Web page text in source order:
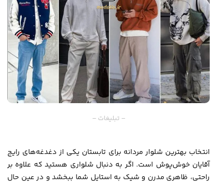
– تبلیغات –
انتخاب بهترین شلوار مردانه برای تابستان یکی از دغدغه‌های رایج
آقایان خوش‌پوش است. اگر به دنبال شلواری هستید که علاوه بر
راحتی، ظاهری مدرن و شیک به استایل شما ببخشد و در عین حال